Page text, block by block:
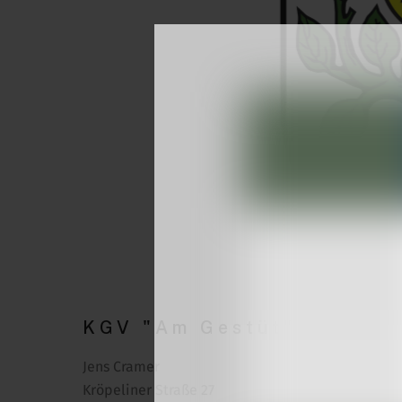
KGV "Am Gestüt"
Jens Cramer
Kröpeliner Straße 27